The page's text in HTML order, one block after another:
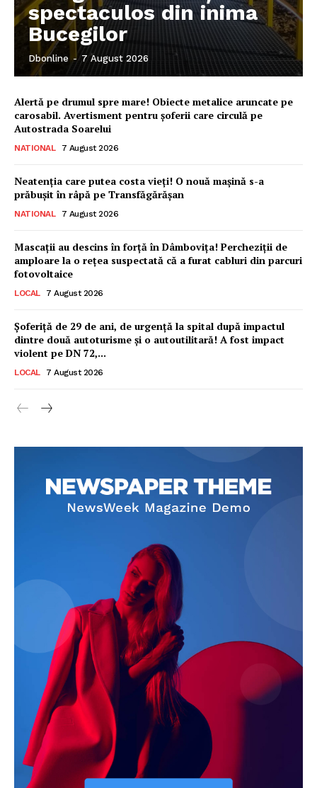
spectaculos din inima
Bucegilor
Dbonline - 7 August 2026
Alertă pe drumul spre mare! Obiecte metalice aruncate pe
carosabil. Avertisment pentru șoferii care circulă pe
Autostrada Soarelui
NATIONAL 7 August 2026
Neatenția care putea costa vieți! O nouă mașină s-a
prăbușit în râpă pe Transfăgărășan
NATIONAL 7 August 2026
Mascații au descins în forță în Dâmbovița! Percheziții de
amploare la o rețea suspectată că a furat cabluri din parcuri
fotovoltaice
LOCAL 7 August 2026
Șoferiță de 29 de ani, de urgență la spital după impactul
dintre două autoturisme și o autoutilitară! A fost impact
violent pe DN 72,...
LOCAL 7 August 2026